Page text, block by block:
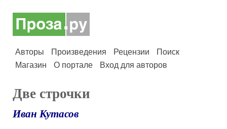
Авторы Произведения Рецензии
Поиск
Магазин
О портале Вход для авторов
Две строчки
Иван Кутасов